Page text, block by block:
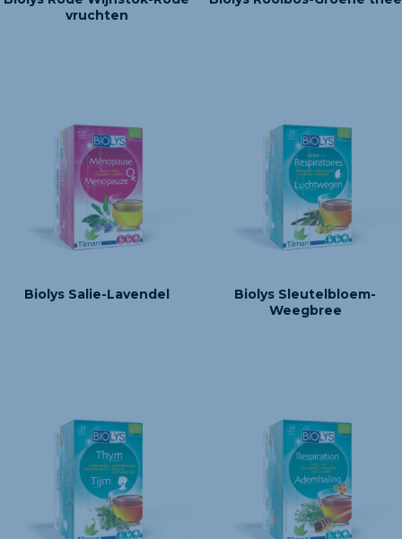
vruchten
Biolys Salie-Lavendel
Biolys Sleutelbloem-
Weegbree